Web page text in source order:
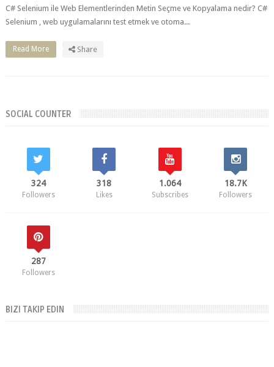
C# Selenium ile Web Elementlerinden Metin Seçme ve Kopyalama nedir? C#
Selenium , web uygulamalarını test etmek ve otoma...
Read More Share
SOCIAL COUNTER
324
Followers
318
Likes
1.064
Subscribes
18.7K
Followers
287
Followers
BIZI TAKIP EDIN